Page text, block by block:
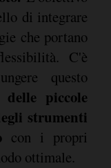
di integrare
che portano
C'è
questo
piccole
strumenti
con i propri
ottimale.